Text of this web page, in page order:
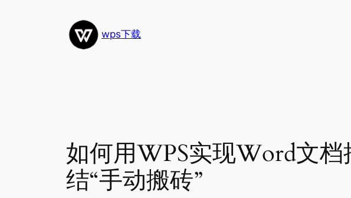
wps下载
如何用WPS实现Word文
结“手动搬砖”